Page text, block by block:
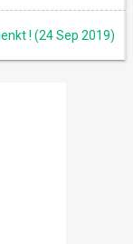
! (24 Sep 2019)